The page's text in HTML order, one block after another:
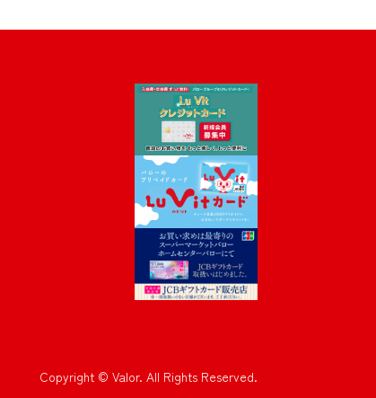
Copyright © Valor. All Rights Reserved.